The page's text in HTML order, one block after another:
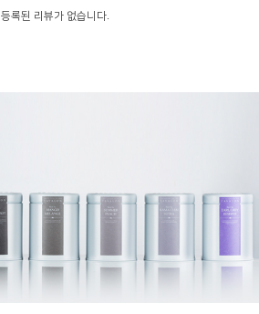
등록된 리뷰가 없습니다.